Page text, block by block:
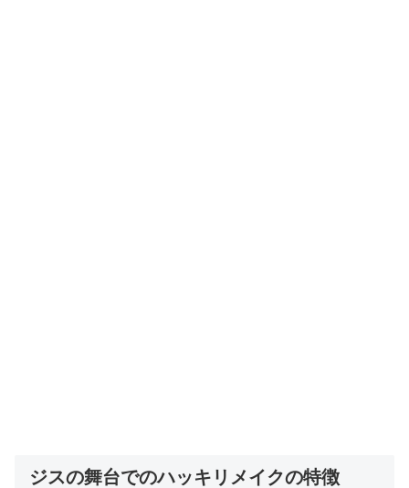
ジスの舞台でのハッキリメイクの特徴